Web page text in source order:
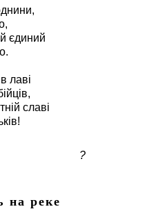
єдиний
лаві
славі
?
на реке